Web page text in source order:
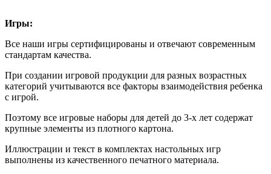
Игры:
Все наши игры сертифицированы и отвечают современным
стандартам качества.
При создании игровой продукции для разных возрастных
категорий учитываются все факторы взаимодействия ребенка
с игрой.
Поэтому все игровые наборы для детей до 3-х лет содержат
крупные элементы из плотного картона.
Иллюстрации и текст в комплектах настольных игр
выполнены из качественного печатного материала.